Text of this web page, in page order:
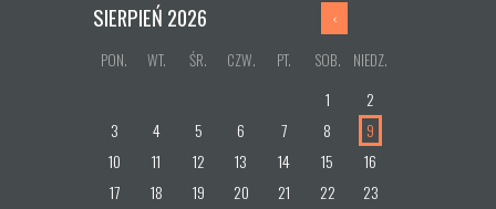
SIERPIEŃ 2026
PON. WT. ŚR. CZW. PT. SOB. NIEDZ.
1
2
3
4 5 6 7 8
9
10
11 12 13 14 15
16
17
18 19 20 21 22 23